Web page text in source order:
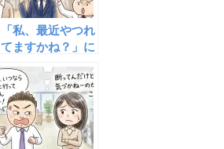
「私、最近やつれ
てますかね？」に
的な回答具体例